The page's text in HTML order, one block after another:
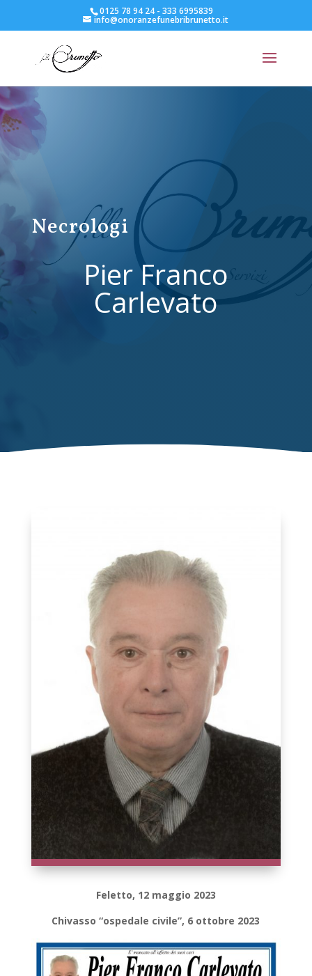
0125 78 94 24 - 333 6995839
info@onoranzefunebribrunetto.it
Necrologi
Pier Franco
Carlevato
Feletto, 12 maggio 2023
Chivasso “ospedale civile”, 6 ottobre 2023